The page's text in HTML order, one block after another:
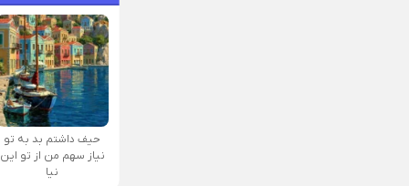
حیف داشتم بد به تو
نیاز سهم من از تو این
نیا